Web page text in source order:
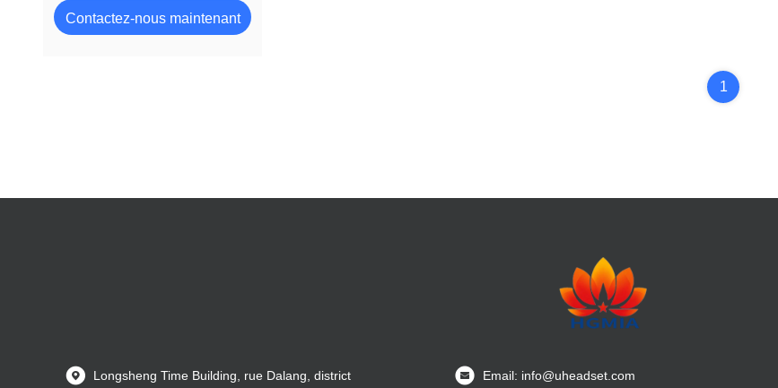
Contactez-nous maintenant
1
Longsheng Time Building, rue Dalang, district Email: info@uheadset.com